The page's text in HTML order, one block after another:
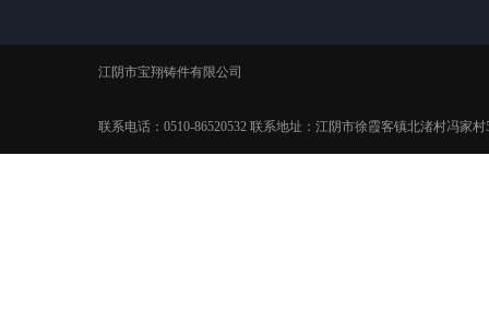
江阴市宝翔铸件有限公司
联系电话：0510-86520532 联系地址：江阴市徐霞客镇北渚村冯家村